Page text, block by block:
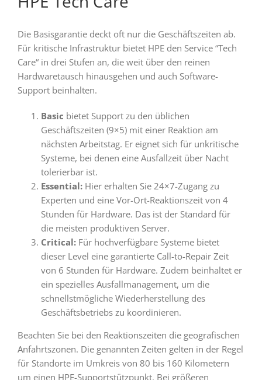
Die Basisgarantie deckt oft nur die Geschäftszeiten ab.
Für kritische Infrastruktur bietet HPE den Service “Tech
Care“ in drei Stufen an, die weit über den reinen
Hardwaretausch hinausgehen und auch Software-
Support beinhalten.
Basic bietet Support zu den üblichen
Geschäftszeiten (9×5) mit einer Reaktion am
nächsten Arbeitstag. Er eignet sich für unkritische
Systeme, bei denen eine Ausfallzeit über Nacht
tolerierbar ist.
Essential:Hier erhalten Sie 24×7-Zugang zu
Experten und eine Vor-Ort-Reaktionszeit von 4
Stunden für Hardware. Das ist der Standard für
die meisten produktiven Server.
Critical:Für hochverfügbare Systeme bietet
dieser Level eine garantierte Call-to-Repair Zeit
von 6 Stunden für Hardware. Zudem beinhaltet er
ein spezielles Ausfallmanagement, um die
schnellstmögliche Wiederherstellung des
Geschäftsbetriebs zu koordinieren.
Beachten Sie bei den Reaktionszeiten die geografischen
Anfahrtszonen. Die genannten Zeiten gelten in der Regel
für Standorte im Umkreis von 80 bis 160 Kilometern
um einen HPE-Supportstützpunkt. Bei größeren